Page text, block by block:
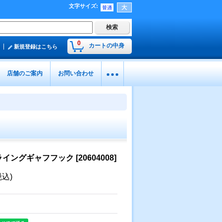
文字サイズ:
0 カートの中身
新規登録はこちら
店舗のご案内 お問い合わせ
ングギャフフック [20604008]
込)